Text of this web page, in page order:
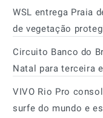
WSL entrega Praia
de vegetação
Circuito Banco do
Natal para terceira
VIVO Rio Pro
surfe do mundo e